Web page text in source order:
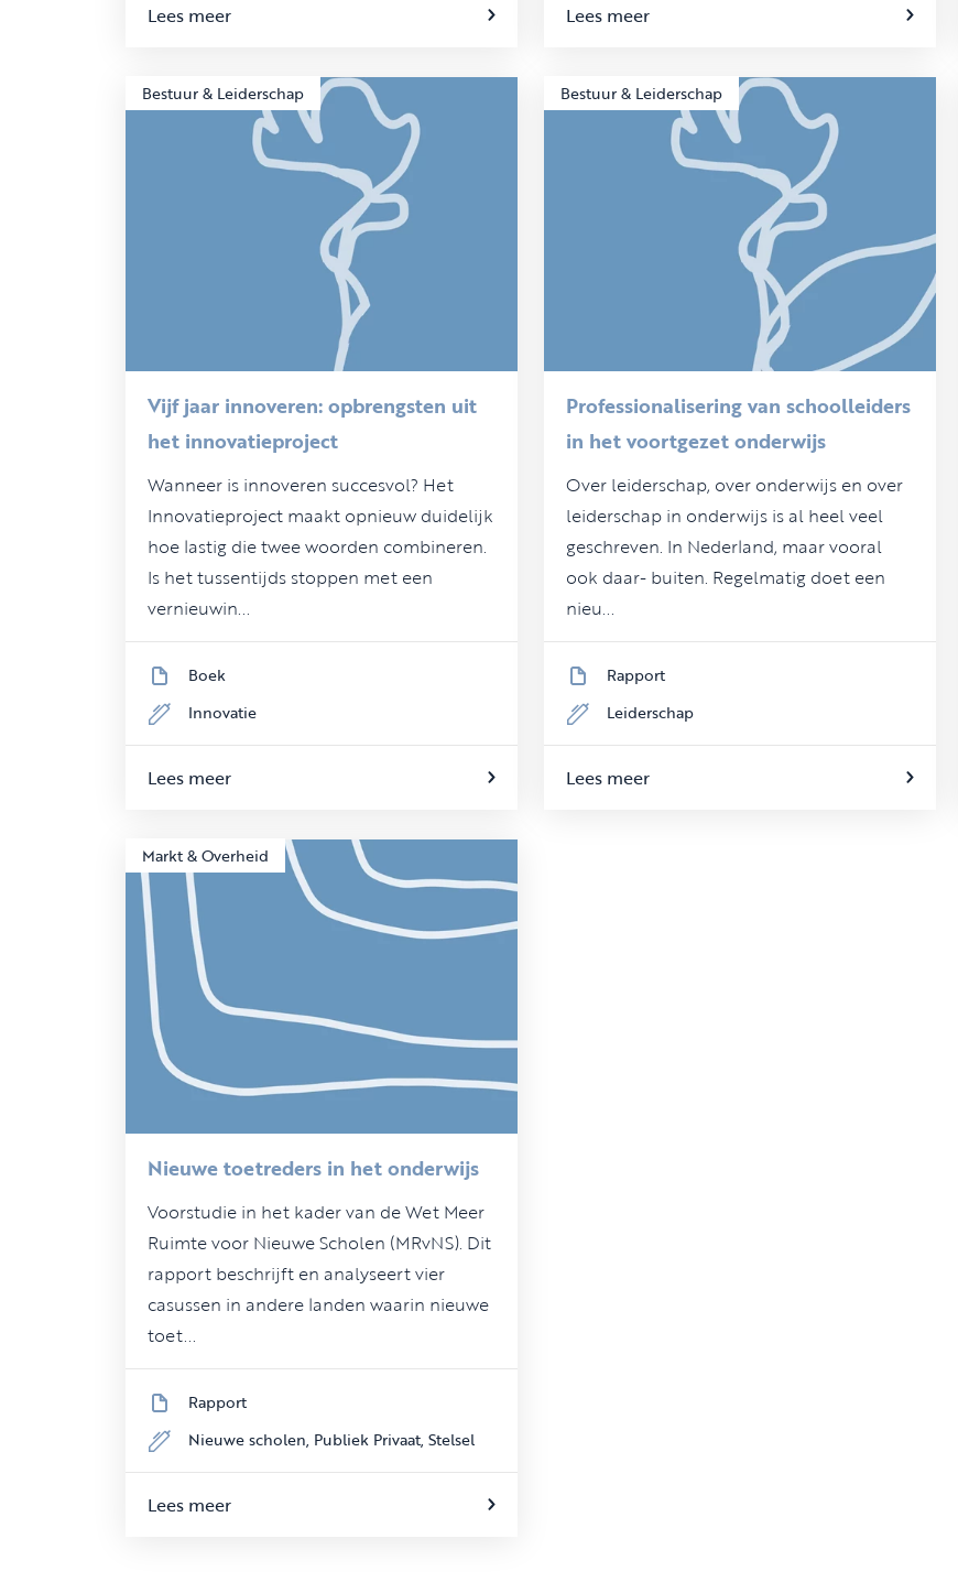
Lees meer Lees meer
Bestuur & Leiderschap
Vijf jaar innoveren: opbrengsten uit
het innovatieproject
Wanneer is innoveren succesvol? Het
Innovatieproject maakt opnieuw duidelijk
hoe lastig die twee woorden combineren.
Is het tussentijds stoppen met een
vernieuwin...
Boek
Innovatie
Lees meer
Bestuur & Leiderschap
Professionalisering van schoolleiders
in het voortgezet onderwijs
Over leiderschap, over onderwijs en over
leiderschap in onderwijs is al heel veel
geschreven. In Nederland, maar vooral
ook daar- buiten. Regelmatig doet een
nieu...
Rapport
Leiderschap
Lees meer
Markt & Overheid
Nieuwe toetreders in het onderwijs
Voorstudie in het kader van de Wet Meer
Ruimte voor Nieuwe Scholen (MRvNS). Dit
rapport beschrijft en analyseert vier
casussen in andere landen waarin nieuwe
toet...
Rapport
Nieuwe scholen, Publiek Privaat, Stelsel
Lees meer